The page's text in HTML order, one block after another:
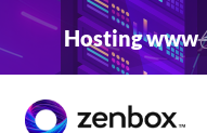
Przejdź
głownej
Przejdź
stopki
Hosting www